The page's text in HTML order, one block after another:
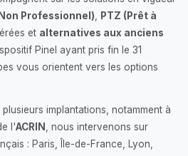
Professionnel)
PTZ (Prêt à
et alternatives aux anciens
Pinel ayant pris fin le 31
vous orientent vers les options
implantations, notamment à
l'ACRIN
, nous intervenons sur
: Paris, Île-de-France, Lyon,